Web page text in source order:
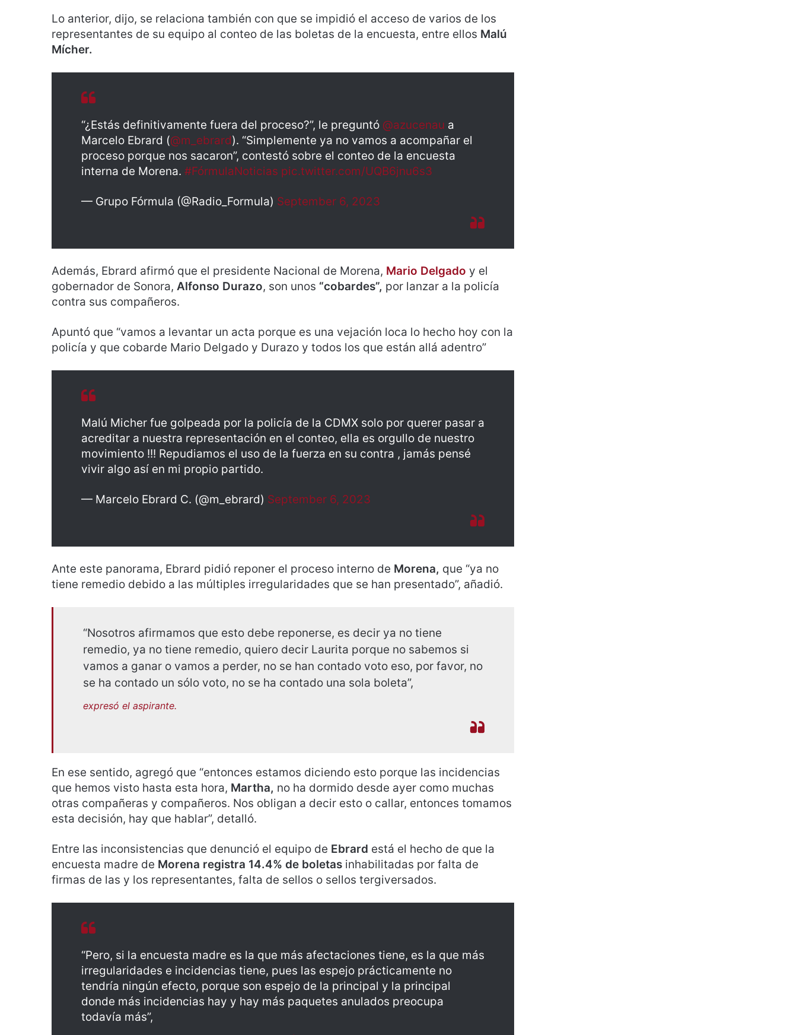
Lo anterior, dijo, se relaciona también con que se impidió el acceso de varios de los
representantes de su equipo al conteo de las boletas de la encuesta, entre ellos Malú
Mícher.
“¿Estás definitivamente fuera del proceso?”, le preguntó @azucenau a
Marcelo Ebrard (@m_ebrard). “Simplemente ya no vamos a acompañar el
proceso porque nos sacaron”, contestó sobre el conteo de la encuesta
interna de Morena. #FórmulaNoticias pic.twitter.com/UQB6jnu6s3
— Grupo Fórmula (@Radio_Formula) September 6, 2023
Además, Ebrard afirmó que el presidente Nacional de Morena, Mario Delgado y el
gobernador de Sonora, Alfonso Durazo, son unos “cobardes”, por lanzar a la policía
contra sus compañeros.
Apuntó que “vamos a levantar un acta porque es una vejación loca lo hecho hoy con la
policía y que cobarde Mario Delgado y Durazo y todos los que están allá adentro”
Malú Micher fue golpeada por la policía de la CDMX solo por querer pasar a
acreditar a nuestra representación en el conteo, ella es orgullo de nuestro
movimiento !!! Repudiamos el uso de la fuerza en su contra , jamás pensé
vivir algo así en mi propio partido.
— Marcelo Ebrard C. (@m_ebrard) September 6, 2023
Ante este panorama, Ebrard pidió reponer el proceso interno de Morena, que “ya no
tiene remedio debido a las múltiples irregularidades que se han presentado”, añadió.
“Nosotros afirmamos que esto debe reponerse, es decir ya no tiene
remedio, ya no tiene remedio, quiero decir Laurita porque no sabemos si
vamos a ganar o vamos a perder, no se han contado voto eso, por favor, no
se ha contado un sólo voto, no se ha contado una sola boleta”,
expresó el aspirante.
En ese sentido, agregó que “entonces estamos diciendo esto porque las incidencias
que hemos visto hasta esta hora, Martha, no ha dormido desde ayer como muchas
otras compañeras y compañeros. Nos obligan a decir esto o callar, entonces tomamos
esta decisión, hay que hablar”, detalló.
Entre las inconsistencias que denunció el equipo de Ebrard está el hecho de que la
encuesta madre de Morena registra 14.4% de boletas inhabilitadas por falta de
firmas de las y los representantes, falta de sellos o sellos tergiversados.
“Pero, si la encuesta madre es la que más afectaciones tiene, es la que más
irregularidades e incidencias tiene, pues las espejo prácticamente no
tendría ningún efecto, porque son espejo de la principal y la principal
donde más incidencias hay y hay más paquetes anulados preocupa
todavía más”,